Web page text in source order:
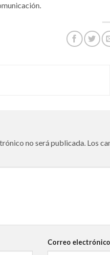
no será publicada. Los
Correo